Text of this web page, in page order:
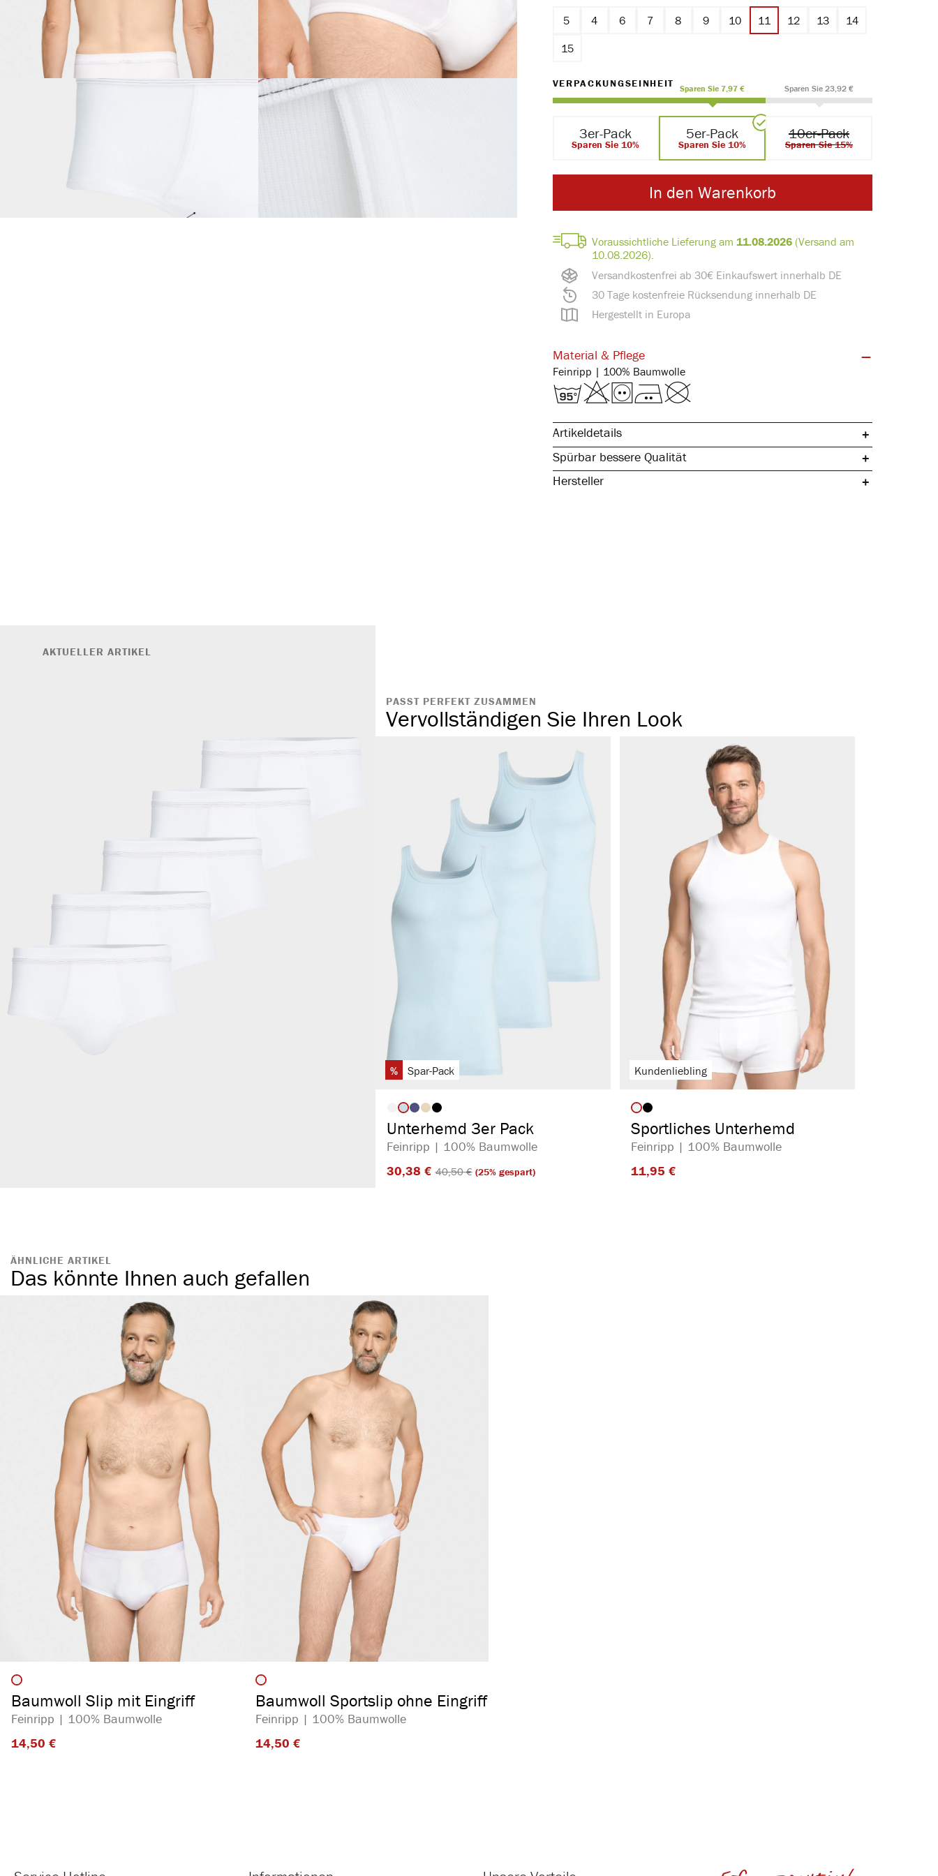
Versandkostenfrei ab 30€ Einkaufswert innerhalb DE
30 Tage kostenfreie Rücksendung innerhalb DE
Hergestellt in Europa
Voraussichtliche Lieferung am 11.08.2026(Versand am
10.08.2026).
5 4 6 7 8 9 10 11 12 13
14
15
VERPACKUNGSEINHEIT Sparen Sie 7,97 € Sparen Sie 23,92 €
3er-Pack
Sparen Sie 10%
5er-Pack
Sparen Sie 10%
10er-Pack
Sparen Sie 15%
In den Warenkorb
Material & Pflege
Feinripp | 100% Baumwolle
Artikeldetails
Spürbar bessere Qualität
Hersteller
AKTUELLER ARTIKEL
PASST PERFEKT ZUSAMMEN
Vervollständigen Sie Ihren Look
% Spar-Pack
Artikelfarbe
Unterhemd 3er Pack
Feinripp | 100% Baumwolle
30,38 €​ 40,50 €​(25% gespart)
Kundenliebling
Artikelfarbe
Sportliches Unterhemd
Feinripp | 100% Baumwolle
11,95 €​
ÄHNLICHE ARTIKEL
Das könnte Ihnen auch gefallen
Artikelfarbe
Baumwoll Slip mit Eingriff
Feinripp | 100% Baumwolle
14,50 €​
Artikelfarbe
Baumwoll Sportslip ohne Eingriff
Feinripp | 100% Baumwolle
14,50 €​